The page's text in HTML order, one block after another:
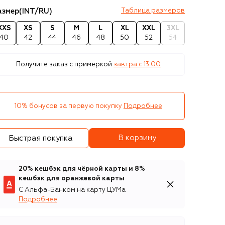
(INT/RU) Таблица размеров
40
XS
42
S
44
M
46
L
48
XL
50
XXL
52
3XL
54
Получите заказ с примеркой завтра c 13:00
10% бонусов за первую покупку Подробнее
Быстрая покупка В корзину
20% кешбэк для чёрной карты и 8%
кешбэк для оранжевой карты
С Альфа-Банком на карту ЦУМа
Подробнее